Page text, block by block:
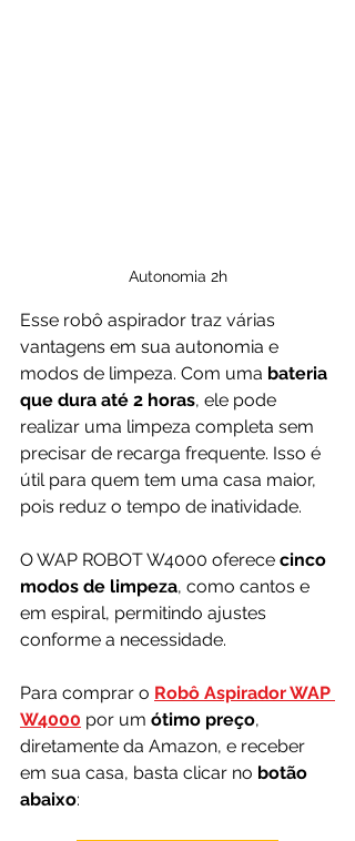
Autonomia 2h
Esse robô aspirador traz várias
vantagens em sua autonomia e
modos de limpeza. Com uma bateria
que dura até 2 horas, ele pode
realizar uma limpeza completa sem
precisar de recarga frequente. Isso é
útil para quem tem uma casa maior,
pois reduz o tempo de inatividade.
O WAP ROBOT W4000 oferece cinco
modos de limpeza, como cantos e
em espiral, permitindo ajustes
conforme a necessidade.
Para comprar o Robô Aspirador WAP
W4000 por um ótimo preço,
diretamente da Amazon, e receber
em sua casa, basta clicar no botão
abaixo: